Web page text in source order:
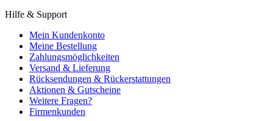
Hilfe & Support
Mein Kundenkonto
Meine Bestellung
Zahlungsmöglichkeiten
Versand & Lieferung
Rücksendungen & Rückerstattungen
Aktionen & Gutscheine
Weitere Fragen?
Firmenkunden